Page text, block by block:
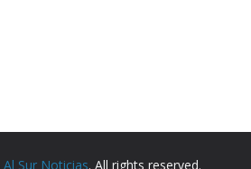
Al Sur Noticias. All rights reserved.